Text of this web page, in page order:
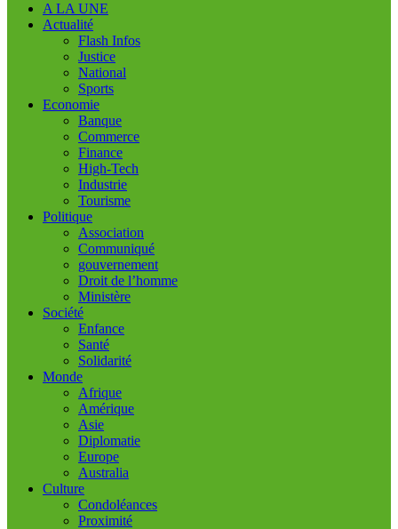
A LA UNE
Actualité
Flash Infos
Justice
National
Sports
Economie
Banque
Commerce
Finance
High-Tech
Industrie
Tourisme
Politique
Association
Communiqué
gouvernement
Droit de l’homme
Ministère
Société
Enfance
Santé
Solidarité
Monde
Afrique
Amérique
Asie
Diplomatie
Europe
Australia
Culture
Condoléances
Proximité